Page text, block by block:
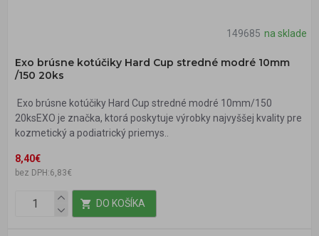
149685 na sklade
Exo brúsne kotúčiky Hard Cup stredné modré 10mm
/150 20ks
Exo brúsne kotúčiky Hard Cup stredné modré 10mm/150
20ksEXO je značka, ktorá poskytuje výrobky najvyššej kvality pre
kozmetický a podiatrický priemys..
8,40€
bez DPH:6,83€
DO KOŠÍKA